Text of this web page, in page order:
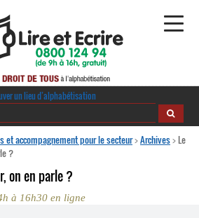
Alphabétisation
journaldelalpha.be
un lieu d’alphabétisation
et accompagnement pour le secteur>Archives>Le
?
on en parle ?
à 16h30 en ligne